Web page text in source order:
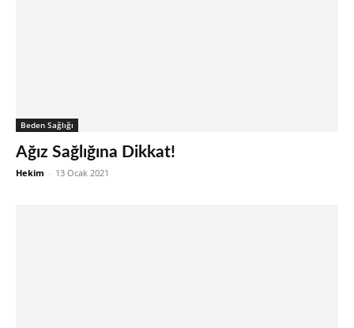
Beden Sağlığı
Ağız Sağlığına Dikkat!
Hekim - 13 Ocak 2021